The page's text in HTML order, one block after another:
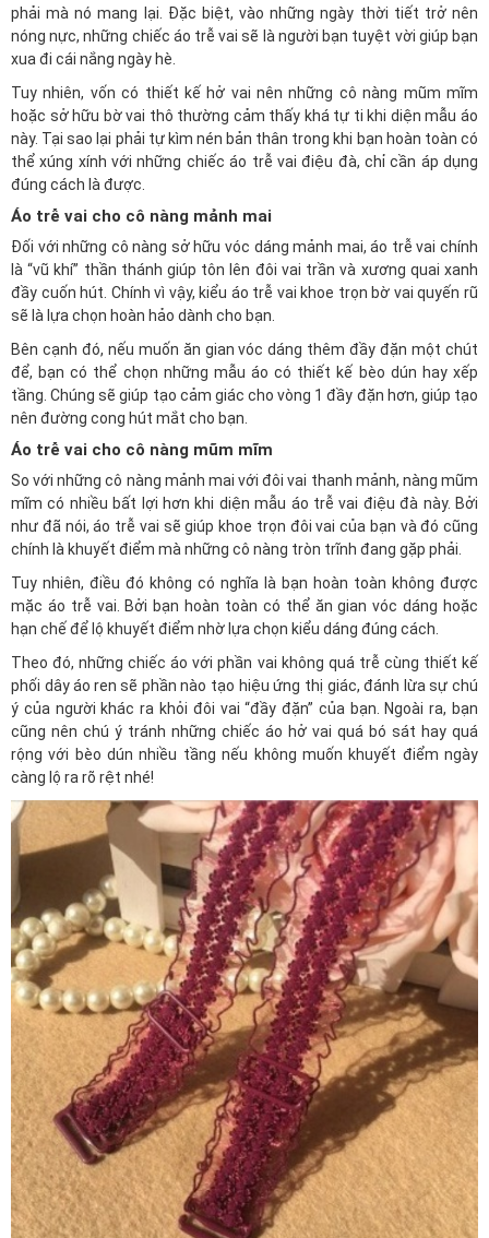
phải mà nó mang lại. Đặc biệt, vào những ngày thời tiết trở nên
nóng nực, những chiếc áo trễ vai sẽ là người bạn tuyệt vời giúp bạn
xua đi cái nắng ngày hè.
Tuy nhiên, vốn có thiết kế hở vai nên những cô nàng mũm mĩm
hoặc sở hữu bờ vai thô thường cảm thấy khá tự ti khi diện mẫu áo
này. Tại sao lại phải tự kìm nén bản thân trong khi bạn hoàn toàn có
thể xúng xính với những chiếc áo trễ vai điệu đà, chỉ cần áp dụng
đúng cách là được.
Áo trễ vai cho cô nàng mảnh mai
Đối với những cô nàng sở hữu vóc dáng mảnh mai, áo trễ vai chính
là “vũ khí” thần thánh giúp tôn lên đôi vai trần và xương quai xanh
đầy cuốn hút. Chính vì vậy, kiểu áo trễ vai khoe trọn bờ vai quyến rũ
sẽ là lựa chọn hoàn hảo dành cho bạn.
Bên cạnh đó, nếu muốn ăn gian vóc dáng thêm đầy đặn một chút
để, bạn có thể chọn những mẫu áo có thiết kế bèo dún hay xếp
tầng. Chúng sẽ giúp tạo cảm giác cho vòng 1 đầy đặn hơn, giúp tạo
nên đường cong hút mắt cho bạn.
Áo trễ vai cho cô nàng mũm mĩm
So với những cô nàng mảnh mai với đôi vai thanh mảnh, nàng mũm
mĩm có nhiều bất lợi hơn khi diện mẫu áo trễ vai điệu đà này. Bởi
như đã nói, áo trễ vai sẽ giúp khoe trọn đôi vai của bạn và đó cũng
chính là khuyết điểm mà những cô nàng tròn trĩnh đang gặp phải.
Tuy nhiên, điều đó không có nghĩa là bạn hoàn toàn không được
mặc áo trễ vai. Bởi bạn hoàn toàn có thể ăn gian vóc dáng hoặc
hạn chế để lộ khuyết điểm nhờ lựa chọn kiểu dáng đúng cách.
Theo đó, những chiếc áo với phần vai không quá trễ cùng thiết kế
phối dây áo ren sẽ phần nào tạo hiệu ứng thị giác, đánh lừa sự chú
ý của người khác ra khỏi đôi vai “đầy đặn” của bạn. Ngoài ra, bạn
cũng nên chú ý tránh những chiếc áo hở vai quá bó sát hay quá
rộng với bèo dún nhiều tầng nếu không muốn khuyết điểm ngày
càng lộ ra rõ rệt nhé!